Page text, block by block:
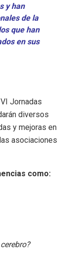
y han
de la
que han
en sus
Jornadas
diversos
y mejoras en
asociaciones
como: